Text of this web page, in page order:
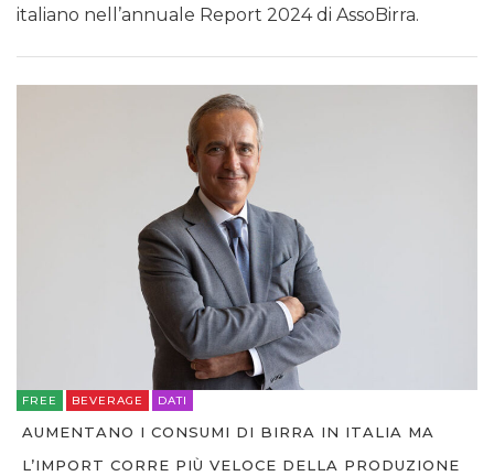
italiano nell’annuale Report 2024 di AssoBirra.
FREE BEVERAGE DATI
AUMENTANO I CONSUMI DI BIRRA IN ITALIA MA
L’IMPORT CORRE PIÙ VELOCE DELLA PRODUZIONE